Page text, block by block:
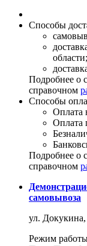
Способы
области;
Подробнее о
справочном
Способы
Оплата
Оплата
Подробнее о
справочном
самовывоза
ул.
Режим